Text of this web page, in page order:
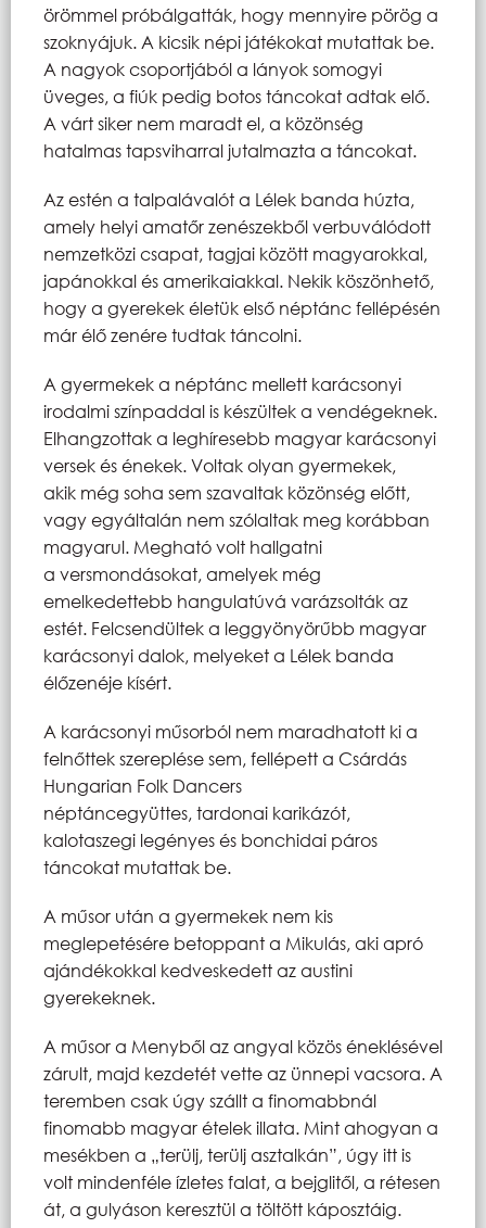
örömmel próbálgatták, hogy mennyire pörög a
szoknyájuk. A kicsik népi játékokat mutattak be.
A nagyok csoportjából a lányok somogyi
üveges, a fiúk pedig botos táncokat adtak elő.
A várt siker nem maradt el, a közönség
hatalmas tapsviharral jutalmazta a táncokat.
Az estén a talpalávalót a Lélek banda húzta,
amely helyi amatőr zenészekből verbuválódott
nemzetközi csapat, tagjai között magyarokkal,
japánokkal és amerikaiakkal. Nekik köszönhető,
hogy a gyerekek életük első néptánc fellépésén
már élő zenére tudtak táncolni.
A gyermekek a néptánc mellett karácsonyi
irodalmi színpaddal is készültek a vendégeknek.
Elhangzottak a leghíresebb magyar karácsonyi
versek és énekek. Voltak olyan gyermekek,
akik még soha sem szavaltak közönség előtt,
vagy egyáltalán nem szólaltak meg korábban
magyarul. Megható volt hallgatni
a versmondásokat, amelyek még
emelkedettebb hangulatúvá varázsolták az
estét. Felcsendültek a leggyönyörűbb magyar
karácsonyi dalok, melyeket a Lélek banda
élőzenéje kísért.
A karácsonyi műsorból nem maradhatott ki a
felnőttek szereplése sem, fellépett a Csárdás
Hungarian Folk Dancers
néptáncegyüttes, tardonai karikázót,
kalotaszegi legényes és bonchidai páros
táncokat mutattak be.
A műsor után a gyermekek nem kis
meglepetésére betoppant a Mikulás, aki apró
ajándékokkal kedveskedett az austini
gyerekeknek.
A műsor a Menyből az angyal közös éneklésével
zárult, majd kezdetét vette az ünnepi vacsora. A
teremben csak úgy szállt a finomabbnál
finomabb magyar ételek illata. Mint ahogyan a
mesékben a „terülj, terülj asztalkán”, úgy itt is
volt mindenféle ízletes falat, a bejglitől, a rétesen
át, a gulyáson keresztül a töltött káposztáig.